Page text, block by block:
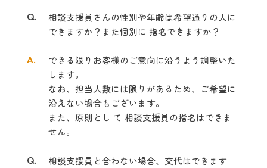
Q.
相談支援員さんの性別や年齢は希望通りの人に
できますか？また個別に 指名できますか？
A.
できる限りお客様のご意向に沿うよう調整いた
します。
なお、担当人数には限り があるため、ご希望に
沿えない場合もございます。
また、 原則とし て 相談支援員の指名はできま
せん。
Q.
相談支援員と合わない場合、交代はできます